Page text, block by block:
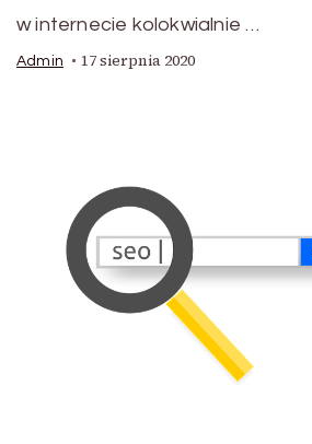
w internecie kolokwialnie …
Admin 17 sierpnia 2020